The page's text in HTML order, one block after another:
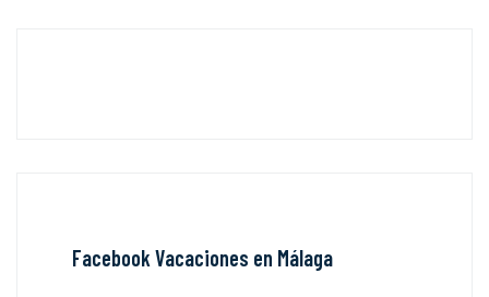
Facebook Vacaciones en Málaga